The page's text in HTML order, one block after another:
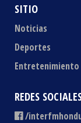
SITIO
Noticias
Deportes
Entretenimiento
REDES
/